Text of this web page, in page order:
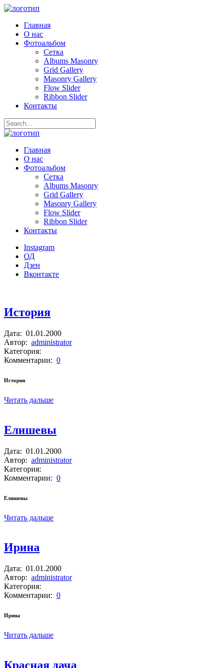
Главная
О нас
Фотоальбом
Сетка
Albums Masonry
Grid Gallery
Masonry Gallery
Flow Slider
Ribbon Slider
Контакты
Главная
О нас
Фотоальбом
Сетка
Albums Masonry
Grid Gallery
Masonry Gallery
Flow Slider
Ribbon Slider
Контакты
Instagram
ОД
Дзен
Вконтакте
История
Дата: 01.01.2000
Автор: administrator
Категория:
Комментарии: 0
История
Читать дальше
Елишевы
Дата: 01.01.2000
Автор: administrator
Категория:
Комментарии: 0
Елишевы
Читать дальше
Ирина
Дата: 01.01.2000
Автор: administrator
Категория:
Комментарии: 0
Ирина
Читать дальше
Красная дача